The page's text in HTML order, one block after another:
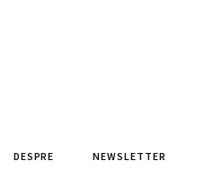
DESPRE NEWSLETTER